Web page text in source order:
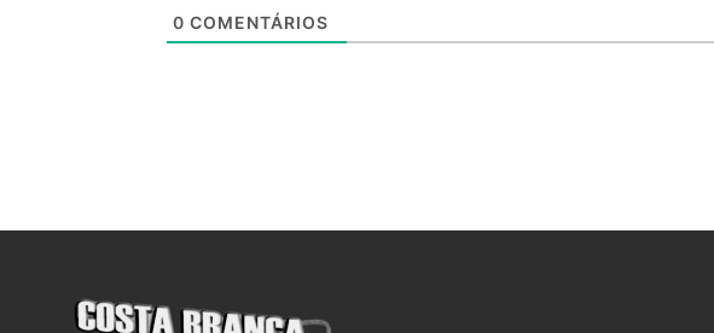
0 COMENTÁRIOS